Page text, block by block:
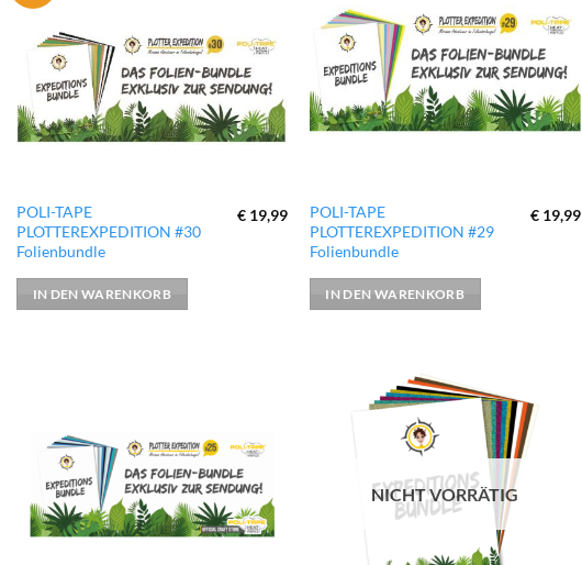
POLI-TAPE
PLOTTEREXPEDITION #30
Folienbundle
€ 19,99
IN DEN WARENKORB
hinzufügen
POLI-TAPE
PLOTTEREXPEDITION #29
Folienbundle
€19,99
IN DEN WARENKORB
hinzufügen
zur
Wunschliste
hinzufügen
NICHT VORRÄTIG